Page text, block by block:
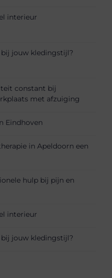
interieur
bij jouw kledingstijl?
constant bij
met afzuiging
Eindhoven
in Apeldoorn een
hulp bij pijn en
interieur
bij jouw kledingstijl?